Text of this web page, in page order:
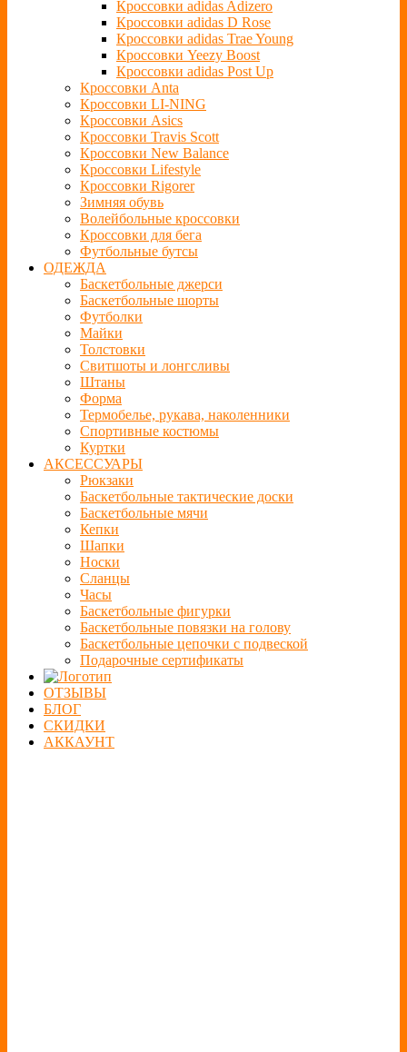
Кроссовки adidas Adizero
Кроссовки adidas D Rose
Кроссовки adidas Trae Young
Кроссовки Yeezy Boost
Кроссовки adidas Post Up
Кроссовки Anta
Кроссовки LI-NING
Кроссовки Asics
Кроссовки Travis Scott
Кроссовки New Balance
Кроссовки Lifestyle
Кроссовки Rigorer
Зимняя обувь
Волейбольные кроссовки
Кроссовки для бега
Футбольные бутсы
ОДЕЖДА
Баскетбольные джерси
Баскетбольные шорты
Футболки
Майки
Толстовки
Свитшоты и лонгсливы
Штаны
Форма
Термобелье, рукава, наколенники
Спортивные костюмы
Куртки
АКСЕССУАРЫ
Рюкзаки
Баскетбольные тактические доски
Баскетбольные мячи
Кепки
Шапки
Носки
Сланцы
Часы
Баскетбольные фигурки
Баскетбольные повязки на голову
Баскетбольные цепочки с подвеской
Подарочные сертификаты
ОТЗЫВЫ
БЛОГ
СКИДКИ
АККАУНТ